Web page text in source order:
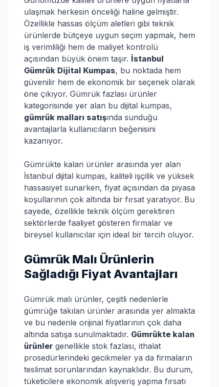
ulaşmak herkesin önceliği haline gelmiştir.
Özellikle hassas ölçüm aletleri gibi teknik
ürünlerde bütçeye uygun seçim yapmak, hem
iş verimliliği hem de maliyet kontrolü
açısından büyük önem taşır. İstanbul
Gümrük Dijital Kumpas, bu noktada hem
güvenilir hem de ekonomik bir seçenek olarak
öne çıkıyor. Gümrük fazlası ürünler
kategorisinde yer alan bu dijital kumpas,
gümrük malları satışında sunduğu
avantajlarla kullanıcıların beğenisini
kazanıyor.
Gümrükte kalan ürünler arasında yer alan
İstanbul dijital kumpas, kaliteli işçilik ve yüksek
hassasiyet sunarken, fiyat açısından da piyasa
koşullarının çok altında bir fırsat yaratıyor. Bu
sayede, özellikle teknik ölçüm gerektiren
sektörlerde faaliyet gösteren firmalar ve
bireysel kullanıcılar için ideal bir tercih oluyor.
Gümrük Malı Ürünlerin
Sağladığı Fiyat Avantajları
Gümrük malı ürünler, çeşitli nedenlerle
gümrüğe takılan ürünler arasında yer almakta
ve bu nedenle orijinal fiyatlarının çok daha
altında satışa sunulmaktadır. Gümrükte kalan
ürünler genellikle stok fazlası, ithalat
prosedürlerindeki gecikmeler ya da firmaların
teslimat sorunlarından kaynaklıdır. Bu durum,
tüketicilere ekonomik alışveriş yapma fırsatı